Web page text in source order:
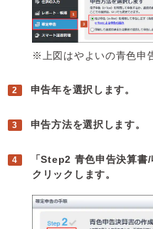
※上図はやよいの青色申
申告年を選択します。
申告方法を選択します。
「Step2 青色申告決算
クリックします。